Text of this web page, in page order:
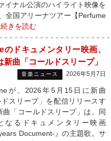
イナル公演のハイライト映像を
国アリーナツアー【Perfume
続きを読む
のドキュメンタリー映画、
新曲「コールドスリープ」
音楽ニュース 2026年5月7日
が、2026年5月15日に新曲
ドスリープ」を配信リリースす
「コールドスリープ」は、同
なるドキュメンタリー映画
Document-』の主題歌。サ